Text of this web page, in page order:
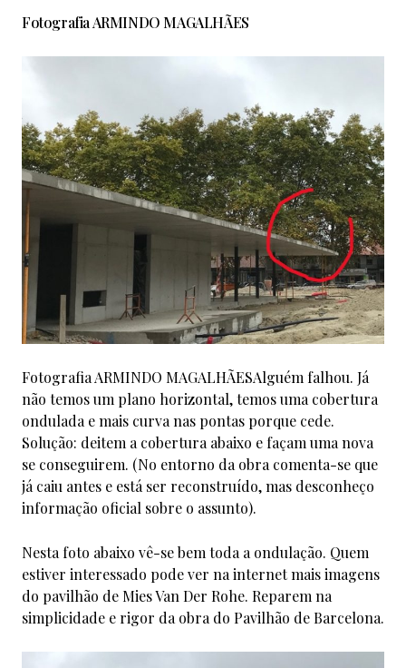
Fotografia ARMINDO MAGALHÃES
Fotografia ARMINDO MAGALHÃESAlguém falhou. Já
não temos um plano horizontal, temos uma cobertura
ondulada e mais curva nas pontas porque cede.
Solução: deitem a cobertura abaixo e façam uma nova
se conseguirem. (No entorno da obra comenta-se que
já caiu antes e está ser reconstruído, mas desconheço
informação oficial sobre o assunto).
Nesta foto abaixo vê-se bem toda a ondulação. Quem
estiver interessado pode ver na internet mais imagens
do pavilhão de Mies Van Der Rohe. Reparem na
simplicidade e rigor da obra do Pavilhão de Barcelona.